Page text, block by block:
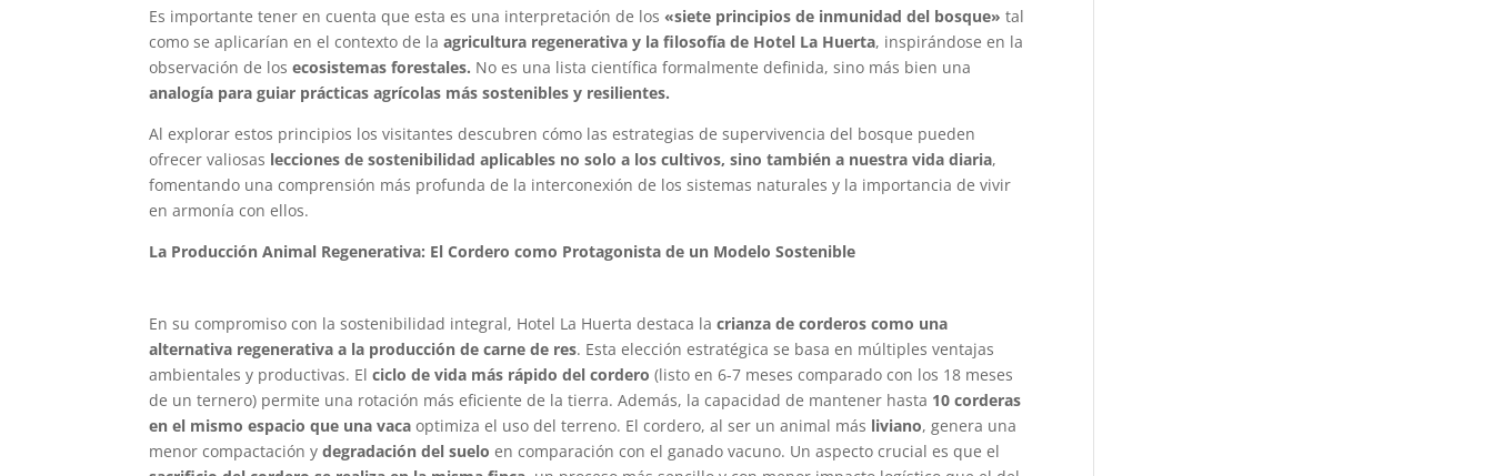
Es importante tener en cuenta que esta es una interpretación de los «siete principios de inmunidad del bosque» tal
como se aplicarían en el contexto de la agricultura regenerativa y la filosofía de Hotel La Huerta, inspirándose en la
observación de losecosistemas forestales. No es una lista científica formalmente definida, sino más bien una
analogía para guiar prácticas agrícolas más sostenibles y resilientes.
Al explorar estos principios los visitantes descubren cómo las estrategias de supervivencia del bosque pueden
ofrecer valiosas lecciones de sostenibilidad aplicables no solo a los cultivos, sino también a nuestra vida diaria,
fomentando una comprensión más profunda de la interconexión de los sistemas naturales y la importancia de vivir
en armonía con ellos.
La Producción Animal Regenerativa: El Cordero como Protagonista de un Modelo Sostenible
En su compromiso con la sostenibilidad integral, Hotel La Huerta destaca lacrianza de corderos como una
alternativa regenerativa a la producción de carne de res. Esta elección estratégica se basa en múltiples ventajas
ambientales y productivas. Elciclo de vida más rápido del cordero (listo en 6-7 meses comparado con los 18 meses
de un ternero) permite una rotación más eficiente de la tierra. Además, la capacidad de mantener hasta 10 corderas
en el mismo espacio que una vaca optimiza el uso del terreno. El cordero, al ser un animal más liviano, genera una
menor compactación ydegradación del suelo en comparación con el ganado vacuno. Un aspecto crucial es que el